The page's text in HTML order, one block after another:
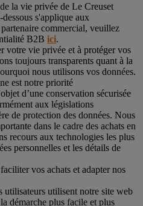
la vie privée de Le Creuset
s'applique aux
commercial, veuillez
B2B ici.
votre vie privée et à protéger vos
toujours transparents quant à la
nous utilisons vos données.
est notre priorité
d’une conservation sécurisée
aux législations
de protection des données. Nous
dans le cadre des achats en
recours aux technologies les plus
personnelles et les détails de
vos achats et adapter nos
utilisateurs utilisent notre site web
démarche plus facile et plus